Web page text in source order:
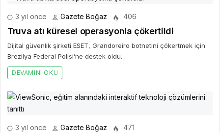
3 yıl önce Gazete Boğaz 406
Truva atı küresel operasyonla çökertildi
Dijital güvenlik şirketi ESET, Grandoreiro botnetini çökertmek için
Brezilya Federal Polisi’ne destek oldu.
DEVAMINI OKU
3 yıl önce Gazete Boğaz 471